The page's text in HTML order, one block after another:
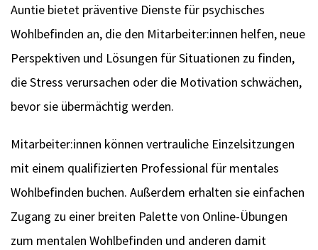
Auntie bietet präventive Dienste für psychisches
Wohlbefinden an, die den Mitarbeiter:innen helfen, neue
Perspektiven und Lösungen für Situationen zu finden,
die Stress verursachen oder die Motivation schwächen,
bevor sie übermächtig werden.
Mitarbeiter:innen können vertrauliche Einzelsitzungen
mit einem qualifizierten Professional für mentales
Wohlbefinden buchen. Außerdem erhalten sie einfachen
Zugang zu einer breiten Palette von Online-Übungen
zum mentalen Wohlbefinden und anderen damit